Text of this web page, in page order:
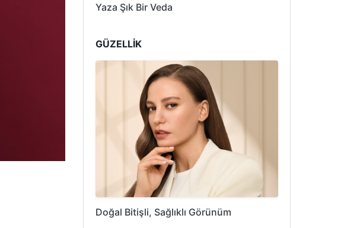
Yaza Şık Bir Veda
GÜZELLİK
Doğal Bitişli, Sağlıklı Görünüm